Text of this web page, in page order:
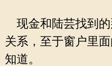
现金和陆芸找到的
关系，至于窗户里
知道。